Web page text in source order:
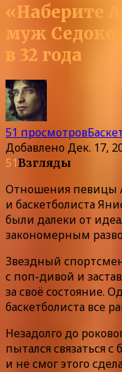
«Наберите
муж
в 32 года
51 просмотров
ДобавленоДек. 17,
51Взгляды
Отношения певицы
и баскетболиста
были далеки от
закономерным
Звездный
с поп-дивой и
за своё состояние.
баскетболиста все
Незадолго до
пытался связаться
и не смог этого